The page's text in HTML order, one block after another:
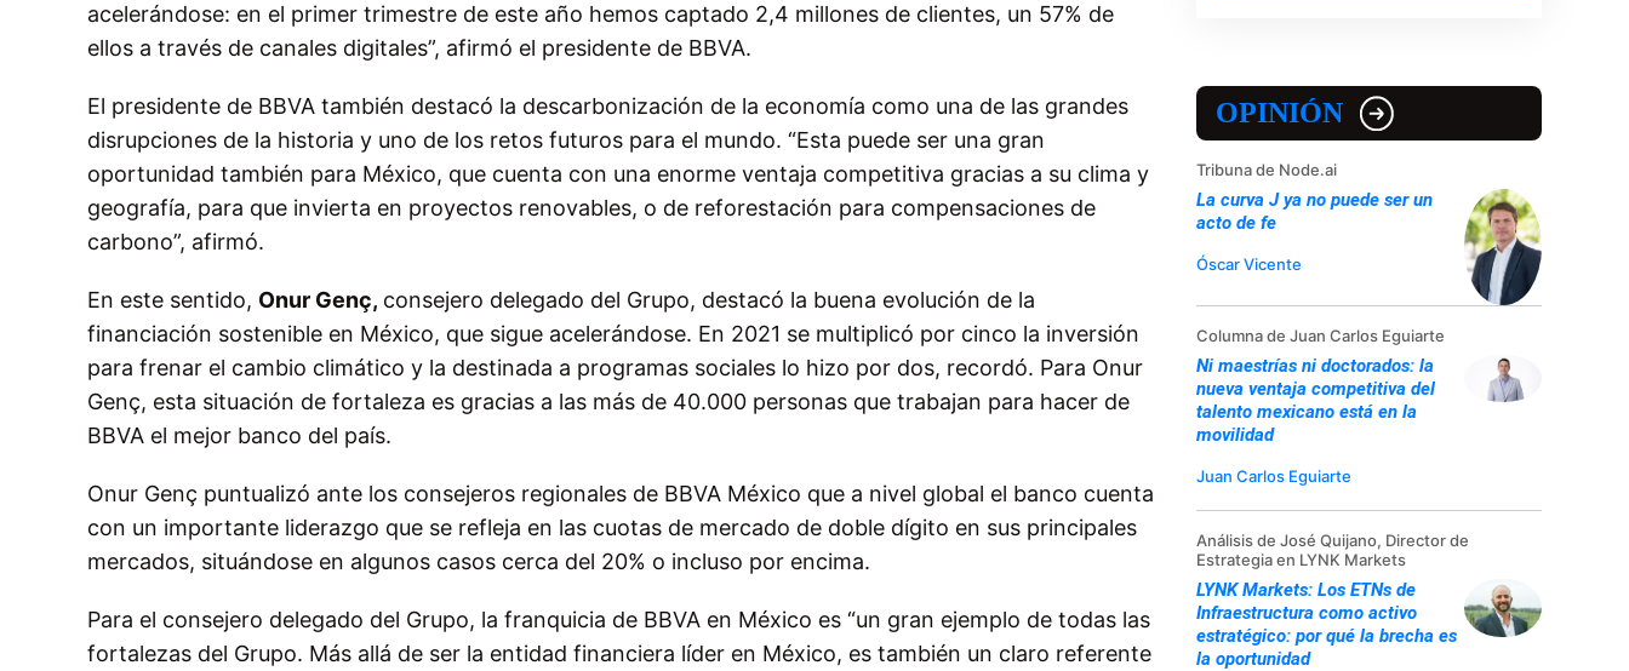
acelerándose: en el primer trimestre de este año hemos captado 2,4 millones de clientes, un 57% de
ellos a través de canales digitales”, afirmó el presidente de BBVA.
El presidente de BBVA también destacó la descarbonización de la economía como una de las grandes
disrupciones de la historia y uno de los retos futuros para el mundo. “Esta puede ser una gran
oportunidad también para México, que cuenta con una enorme ventaja competitiva gracias a su clima y
geografía, para que invierta en proyectos renovables, o de reforestación para compensaciones de
carbono”, afirmó.
En este sentido, Onur Genç, consejero delegado del Grupo, destacó la buena evolución de la
financiación sostenible en México, que sigue acelerándose. En 2021 se multiplicó por cinco la inversión
para frenar el cambio climático y la destinada a programas sociales lo hizo por dos, recordó. Para Onur
Genç, esta situación de fortaleza es gracias a las más de 40.000 personas que trabajan para hacer de
BBVA el mejor banco del país.
Onur Genç puntualizó ante los consejeros regionales de BBVA México que a nivel global el banco cuenta
con un importante liderazgo que se refleja en las cuotas de mercado de doble dígito en sus principales
mercados, situándose en algunos casos cerca del 20% o incluso por encima.
Para el consejero delegado del Grupo, la franquicia de BBVA en México es “un gran ejemplo de todas las
fortalezas del Grupo. Más allá de ser la entidad financiera líder en México, es también un claro referente
OPINIÓN
Tribuna de Node.ai
La curva J ya no puede ser un
acto de fe
Óscar Vicente
Columna de Juan Carlos Eguiarte
Ni maestrías ni doctorados: la
nueva ventaja competitiva del
talento mexicano está en la
movilidad
Juan Carlos Eguiarte
Análisis de José Quijano, Director de
Estrategia en LYNK Markets
LYNK Markets: Los ETNs de
Infraestructura como activo
estratégico: por qué la brecha es
la oportunidad